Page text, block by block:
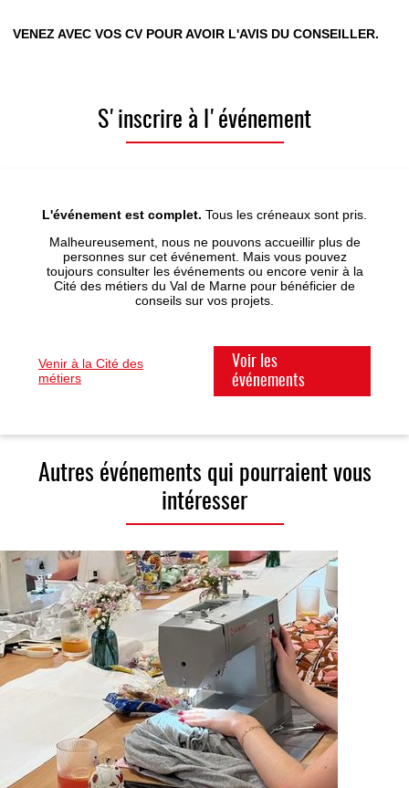
VENEZ AVEC VOS CV POUR AVOIR L'AVIS DU CONSEILLER.
S'inscrire à l'événement
L'événement est complet. Tous les créneaux sont pris.
Malheureusement, nous ne pouvons accueillir plus de
personnes sur cet événement. Mais vous pouvez
toujours consulter les événements ou encore venir à la
Cité des métiers du Val de Marne pour bénéficier de
conseils sur vos projets.
Venir à la Cité des
métiers
Voir les
événements
Autres événements qui pourraient vous
intéresser